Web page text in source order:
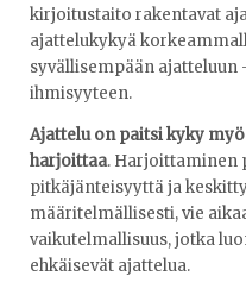
kirjoitustaito rakentavat
ajattelukykyä
syvällisempään ajatteluun
ihmisyyteen.
Ajattelu on paitsi kyky
harjoittaa. Harjoittaminen
pitkäjänteisyyttä ja
määritelmällisesti, vie
vaikutelmallisuus, jotka
ehkäisevät ajattelua.